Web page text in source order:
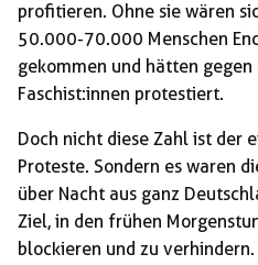
profitieren. Ohne sie wären
50.000-70.000 Menschen
gekommen und hätten
Faschist:innen protestiert.
Doch nicht diese Zahl ist der
Proteste. Sondern es waren
über Nacht aus ganz
Ziel, in den frühen
blockieren und zu